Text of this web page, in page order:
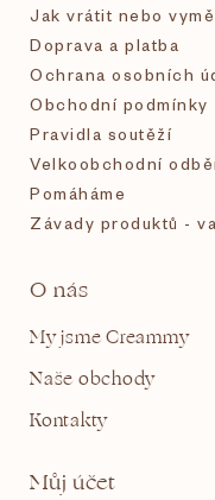
Jak vrátit nebo
Doprava a platba
Ochrana osobních
Obchodní podmínky
Pravidla soutěží
Velkoobchodní
Pomáháme
Závady produktů -
O nás
My jsme Creammy
Naše obchody
Kontakty
Můj účet